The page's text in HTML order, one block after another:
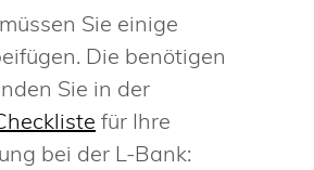
Sie einige
Die benötigen
Sie in der
für Ihre
bei der L-Bank: